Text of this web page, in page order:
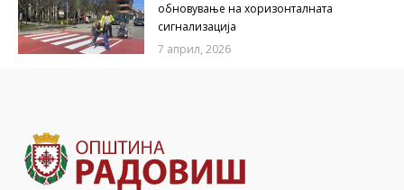
обновување на хоризонталната
сигнализација
7 април, 2026